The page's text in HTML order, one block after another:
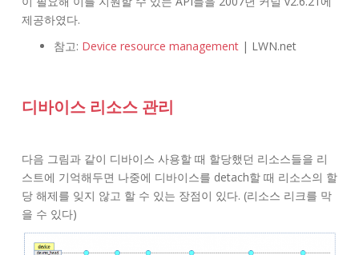
제공하였다.
참고: Device resource management | LWN.net
디바이스 리소스 관리
다음 그림과 같이 디바이스 사용할 때 할당했던 리소스들을 리
스트에 기억해두면 나중에 디바이스를 detach할 때 리소스의 할
당 해제를 잊지 않고 할 수 있는 장점이 있다. (리소스 리크를 막
을 수 있다)